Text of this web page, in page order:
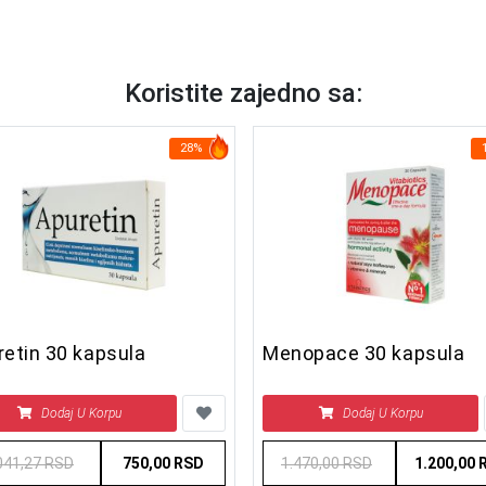
Koristite zajedno sa:
28%
30 kapsula
Dodaj U Korpu
RSD 750,00 RSD
Menopace 30 kapsula
Dodaj U Korpu
1.470,00 RSD 1.200,00